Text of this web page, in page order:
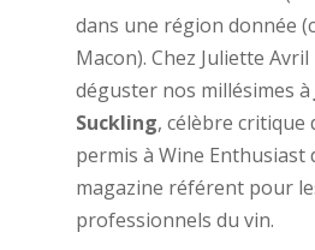
dans une région donnée
Macon). Chez Juliette
déguster nos millésimes à
Suckling, célèbre critique
permis à Wine Enthusiast
magazine référent pour
professionnels du vin.